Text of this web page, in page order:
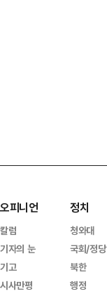
오피니언
칼럼
기자의 눈
기고
시사만평
정치
청와대
국회/정당
북한
행정